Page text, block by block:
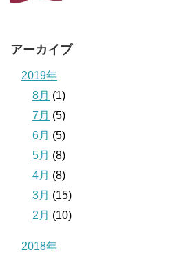
アーカイブ
2019年
8月 (1)
7月 (5)
6月 (5)
5月 (8)
4月 (8)
3月 (15)
2月 (10)
2018年